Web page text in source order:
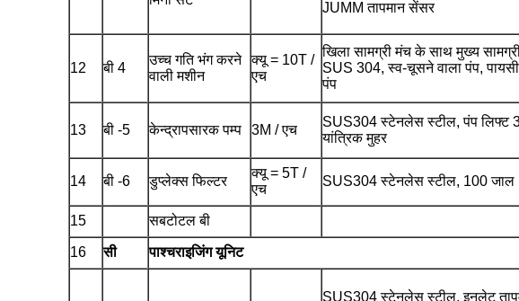
JUMM तापमान सेंसर
12 बी 4
उच्च गति भंग करने
वाली मशीन
क्यू = 10T /
एच
खिला सामग्री मंच के साथ मुख्य
SUS 304, स्व-चूसने वाला पंप,
पंप
13 बी -5 केन्द्रापसारक पम्प 3M / एच
SUS304 स्टेनलेस स्टील, पंप लिफ्ट
यांत्रिक मुहर
14 बी -6 डुप्लेक्स फिल्टर
क्यू = 5T /
एच
SUS304 स्टेनलेस स्टील, 100 जाल
15 सबटोटल बी
16 सी पाश्चराइजिंग यूनिट
SUS304 स्टेनलेस स्टील, इनलेट